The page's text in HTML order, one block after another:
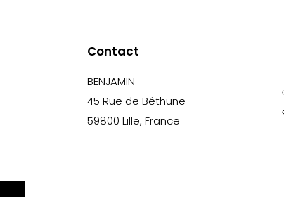
Contact
BENJAMIN
45 Rue de Béthune
59800 Lille, France